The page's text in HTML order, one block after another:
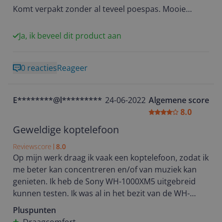
Komt verpakt zonder al teveel poespas. Mooie
modellen maar wel luxe uitstraalt. De koptelefoon is
voelen licht aan. Het is wel veel plastic. Komt wel
De koptelefoon zit erg licht en prettig op je hoofd.
De oorschelpen sluiten goed af. Kan lang prettig en
zonder last worden gedragen. Op den duur wordt
Het geluid is mooi gebalanceerd en de bass is
uitmuntend te noemen! Geschikt voor heel veel
muziekstijlen. Uiteindelijk wel wat meer ‘body’ van
de geluidskwaliteit verwacht voor deze prijs. Mocht
je een mooie aanbieding tegenkomen dan zeker
Ja, ik beveel dit product aan
0 reactiesReageer
E********@l********* 24-06-2022 Algemene score
8.0
Geweldige koptelefoon
Reviewscore 8.0
Op mijn werk draag ik vaak een koptelefoon, zodat ik
me beter kan concentreren en/of van muziek kan
genieten. Ik heb de Sony WH-1000XM5 uitgebreid
kunnen testen. Ik was al in het bezit van de WH-
1000XM3 en was erg benieuwd wat de verbeteringen
van dit nieuwe model zouden zijn. De WH-1000XM5
Pluspunten